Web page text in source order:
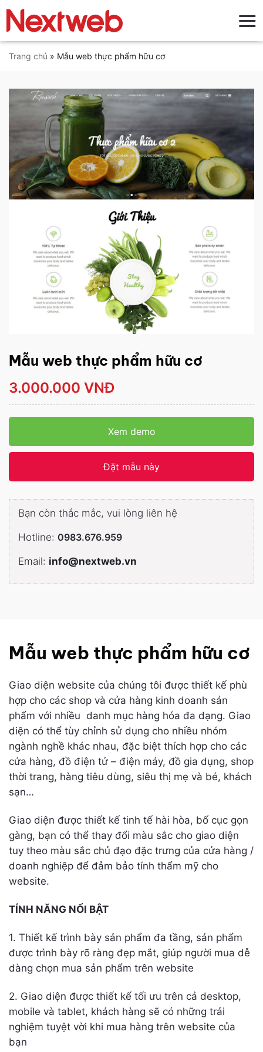
qua
nội
dung
Trang chủ » Mẫu web thực phẩm hữu cơ
Mẫu web thực phẩm hữu cơ
3.000.000 VNĐ
Xem demo
Đặt mẫu này
Bạn còn thắc mắc, vui lòng liên hệ
Hotline: 0983.676.959
Email: info@nextweb.vn
Mẫu web thực phẩm hữu cơ
Giao diện website của chúng tôi được thiết kế phù
hợp cho các shop và cửa hàng kinh doanh sản
phẩm với nhiều danh mục hàng hóa đa dạng. Giao
diện có thể tùy chỉnh sử dụng cho nhiều nhóm
ngành nghề khác nhau, đặc biệt thích hợp cho các
cửa hàng, đồ điện tử – điện máy, đồ gia dụng, shop
thời trang, hàng tiêu dùng, siêu thị mẹ và bé, khách
sạn…
Giao diện được thiết kế tinh tế hài hòa, bố cục gọn
gàng, bạn có thể thay đổi màu sắc cho giao diện
tuy theo màu sắc chủ đạo đặc trưng của cửa hàng /
doanh nghiệp để đảm bảo tính thẩm mỹ cho
website.
TÍNH NĂNG NỔI BẬT
1. Thiết kế trình bày sản phẩm đa tầng, sản phẩm
được trình bày rõ ràng đẹp mắt, giúp người mua dễ
dàng chọn mua sản phẩm trên website
2. Giao diện được thiết kế tối ưu trên cả desktop,
mobile và tablet, khách hàng sẽ có những trải
nghiệm tuyệt vời khi mua hàng trên website của
bạn